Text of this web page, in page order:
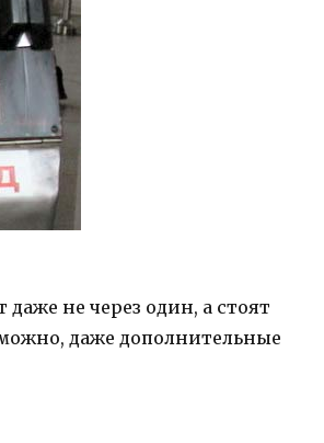
не через один, а стоят
даже дополнительные